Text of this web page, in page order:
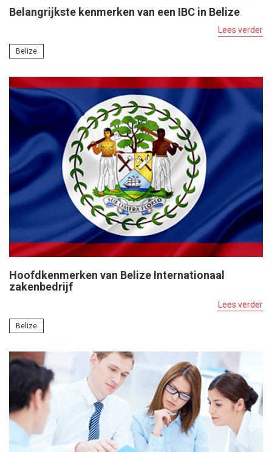
Belangrijkste kenmerken van een IBC in Belize
Lees verder
Belize
Hoofdkenmerken van Belize Internationaal
zakenbedrijf
Lees verder
Belize